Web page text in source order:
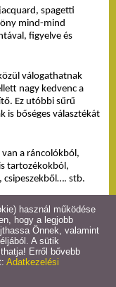
spagetti
mind-mind
figyelve és
válogathatnak
nagy kedvenc a
Ez utóbbi sűrű
is bőséges választékát
a ráncolókból,
tartozékokból,
stb.
függönyanyaggal
biztosítjuk a
a kiválasztott
tanáccsal a
használ működése
hogy a legjobb
Önnek, valamint
A sütik
Erről bővebb
Adatkezelési